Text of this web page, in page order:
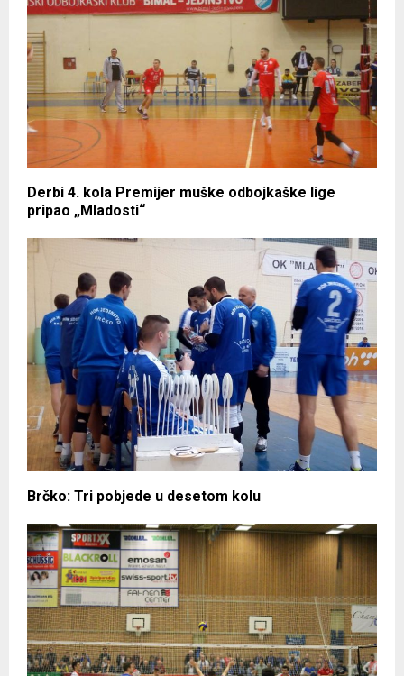
Derbi 4. kola Premijer muške odbojkaške lige
pripao „Mladosti“
Brčko: Tri pobjede u desetom kolu